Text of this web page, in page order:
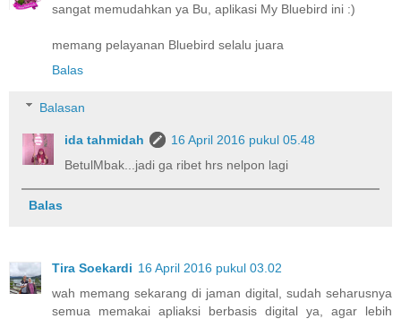
sangat memudahkan ya Bu, aplikasi My Bluebird ini :)
memang pelayanan Bluebird selalu juara
Balas
Balasan
ida tahmidah
16 April 2016 pukul 05.48
BetulMbak...jadi ga ribet hrs nelpon lagi
Balas
Tira Soekardi 16 April 2016 pukul 03.02
wah memang sekarang di jaman digital, sudah seharusnya
semua memakai apliaksi berbasis digital ya, agar lebih